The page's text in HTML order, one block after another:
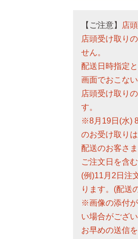
【ご注意】
店
店頭受け取り
せん。
配送日時指定
画面でおこない
店頭受け取り
す。
※8月19日(水)
のお受け取り
配送のお客さ
ご注文日を含
(例)11月2日注
ります。(配送
※画像の添付
い場合がござい
お早めの送信